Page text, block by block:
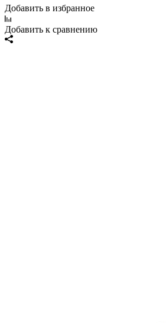
Добавить в избранное
Добавить к сравнению